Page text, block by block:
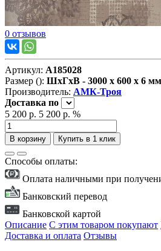
0 отзывов
Артикул: А185028
Размер (): ШxГxВ - 3000 x 600 x 6 мм
Производитель: АМК-Троя
Доставка по
5 200 р. 5 200 р. %
В корзину Купить в 1 клик
Способы оплаты:
Оплата наличными при
Банковский перевод
Банковской картой
Описание С этим товаром покупают
Доставка и оплата Отзывы